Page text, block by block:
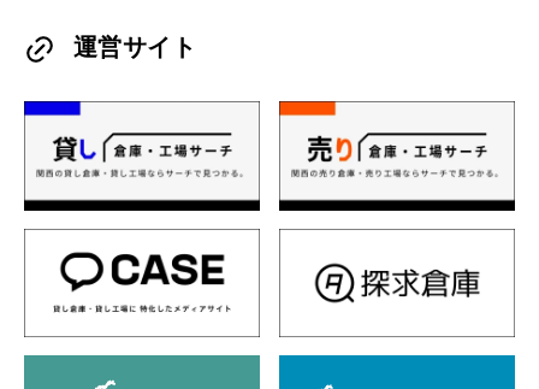
運営サイト